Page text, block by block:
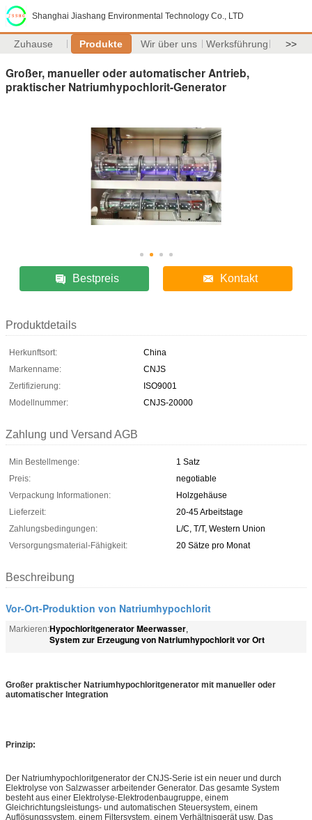
Shanghai Jiashang Environmental Technology Co., LTD
Zuhause Produkte Wir über uns Werksführung >>
Großer, manueller oder automatischer Antrieb,
praktischer Natriumhypochlorit-Generator
Bestpreis Kontakt
Produktdetails
Herkunftsort:
China
Markenname:
CNJS
Zertifizierung:
ISO9001
Modellnummer:
CNJS-20000
Zahlung und Versand AGB
Min Bestellmenge:
1 Satz
Preis:
negotiable
Verpackung Informationen:
Holzgehäuse
Lieferzeit:
20-45 Arbeitstage
Zahlungsbedingungen:
L/C, T/T, Western Union
Versorgungsmaterial-Fähigkeit:
20 Sätze pro Monat
Beschreibung
Vor-Ort-Produktion von Natriumhypochlorit
Markieren:Hypochloritgenerator Meerwasser,
System zur Erzeugung von Natriumhypochlorit vor Ort
Großer praktischer Natriumhypochloritgenerator mit manueller oder
automatischer Integration
Prinzip:
Der Natriumhypochloritgenerator der CNJS-Serie ist ein neuer und durch
Elektrolyse von Salzwasser arbeitender Generator. Das gesamte System
besteht aus einer Elektrolyse-Elektrodenbaugruppe, einem
Gleichrichtungsleistungs- und automatischen Steuersystem, einem
Auflösungssystem, einem Filtersystem, einem Verhältnisgerät usw. Das